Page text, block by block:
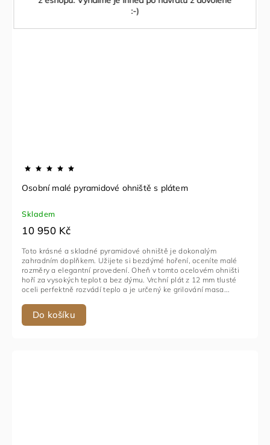
:-)
Osobní malé pyramidové ohniště s plátem
Skladem
10 950 Kč
Do košíku
Toto krásné a skladné pyramidové ohniště je dokonalým
zahradním doplňkem. Užijete si bezdýmé hoření, oceníte malé
rozměry a elegantní provedení. Oheň v tomto ocelovém ohništi
hoří za vysokých teplot a bez dýmu. Vrchní plát z 12 mm tlusté
oceli perfektně rozvádí teplo a je určený ke grilování masa...